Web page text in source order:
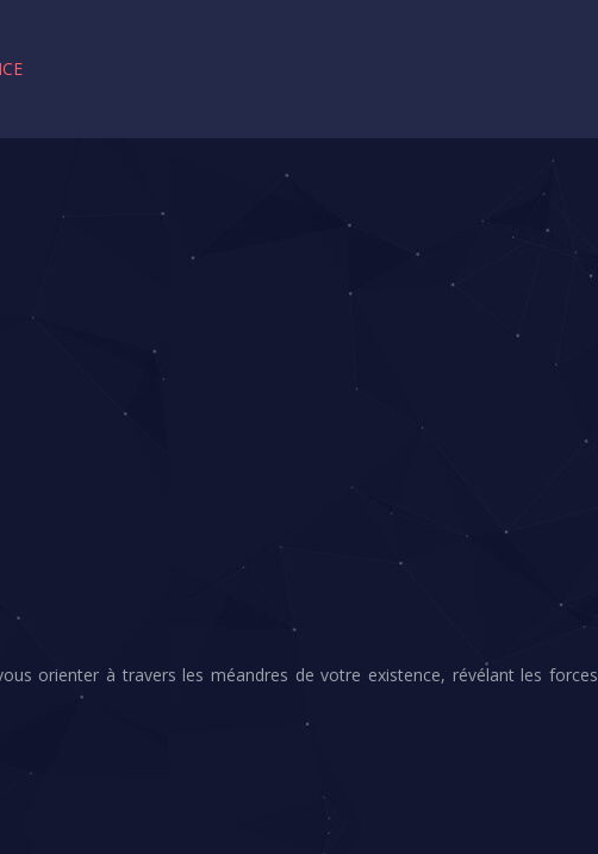
orienter à travers les méandres de votre existence, révélant les forces